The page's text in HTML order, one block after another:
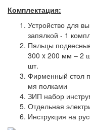
Комплектация:
Устройство для
запялкой - 1
Пяльцы
300 x 200 мм – 2
шт.
Фирменный стол
мя полками
ЗИП набор
Отдельная
Инструкция на